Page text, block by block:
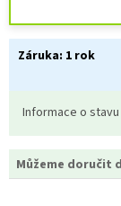
Záruka: 1 rok
Informace o
Můžeme doručit